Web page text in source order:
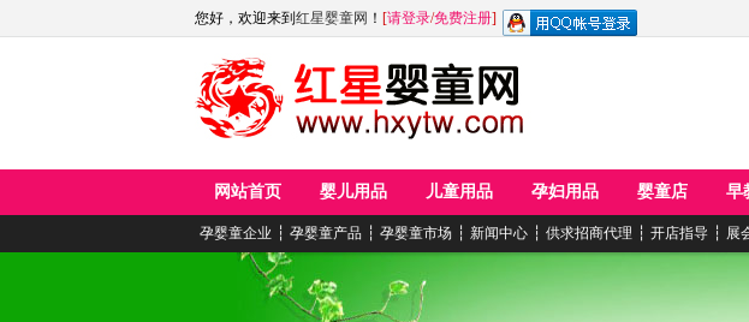
您好，欢迎来到 红星婴童网 ！ [请登录/免费注册]
网站首页 婴儿用品 儿童用品 孕妇用品 婴童店 早
孕婴童企业 ┆ 孕婴童产品 ┆ 孕婴童市场 ┆ 新闻中心 ┆ 供求招商代理 ┆ 开店指导 ┆ 展